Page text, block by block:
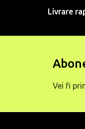
Livrare
Vei fi